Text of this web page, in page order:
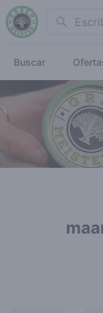
Search
Buscar